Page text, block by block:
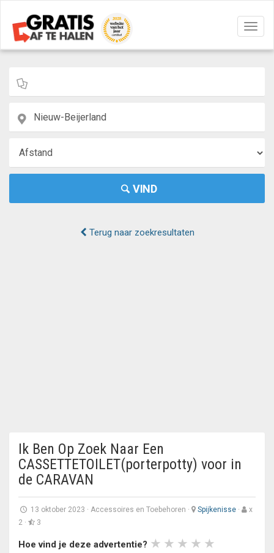
aan/
VIND
Terug naar zoekresultaten
Ik Ben Op Zoek Naar Een
CASSETTETOILET(porterpotty) voor in
de CARAVAN
13 oktober 2023 · Accessoires en Toebehoren · Spijkenisse·
x
2 ·
3
Hoe vind je deze advertentie?